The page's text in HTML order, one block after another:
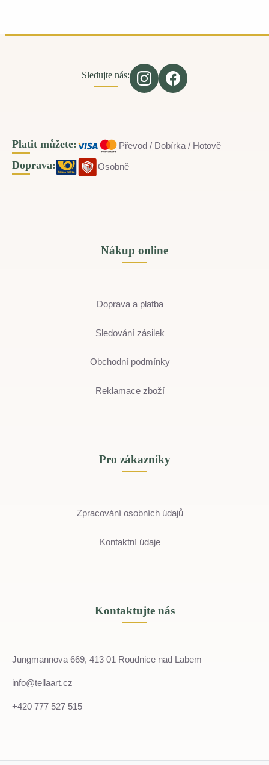
Sledujte nás:
Platit můžete: Převod / Dobírka / Hotově
Doprava: Osobně
Nákup online
Doprava a platba
Sledování zásilek
Obchodní podmínky
Reklamace zboží
Pro zákazníky
Zpracování osobních údajů
Kontaktní údaje
Kontaktujte nás
Jungmannova 669, 413 01 Roudnice nad Labem
info@tellaart.cz
+420 777 527 515